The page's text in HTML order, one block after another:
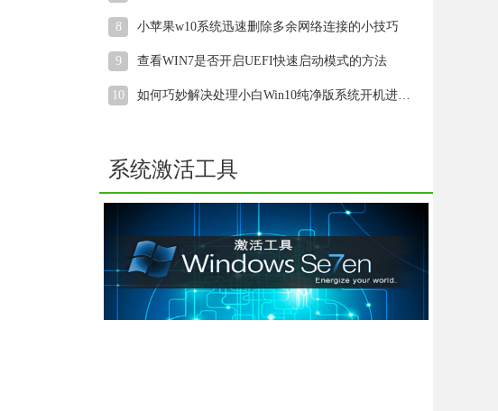
8 小苹果w10系统迅速删除多余网络连接的小技巧
9 查看WIN7是否开启UEFI快速启动模式的方法
10 如何巧妙解决处理小白Win10纯净版系统开机进入桌面后显示黑屏
系统激活工具